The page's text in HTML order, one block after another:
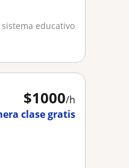
educativo
$1000/h
clase gratis